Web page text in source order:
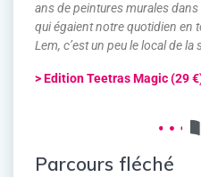
ans de peintures murales
qui égaient notre quotidien en
Lem, c’est un peu le local de la
> Edition Teetras Magic (29
Parcours fléché